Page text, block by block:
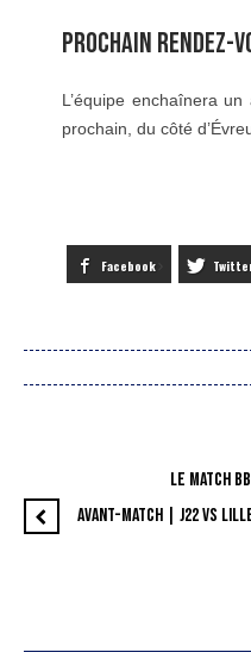
PROCHAIN RENDEZ-
L’équipe enchaînera
prochain, du côté
Facebook
LE MATCH
AVANT-MATCH | J22 VS